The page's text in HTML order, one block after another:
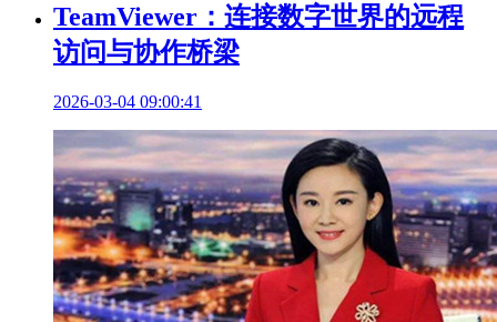
TeamViewer：连接数字世界的远程
访问与协作桥梁
2026-03-04 09:00:41